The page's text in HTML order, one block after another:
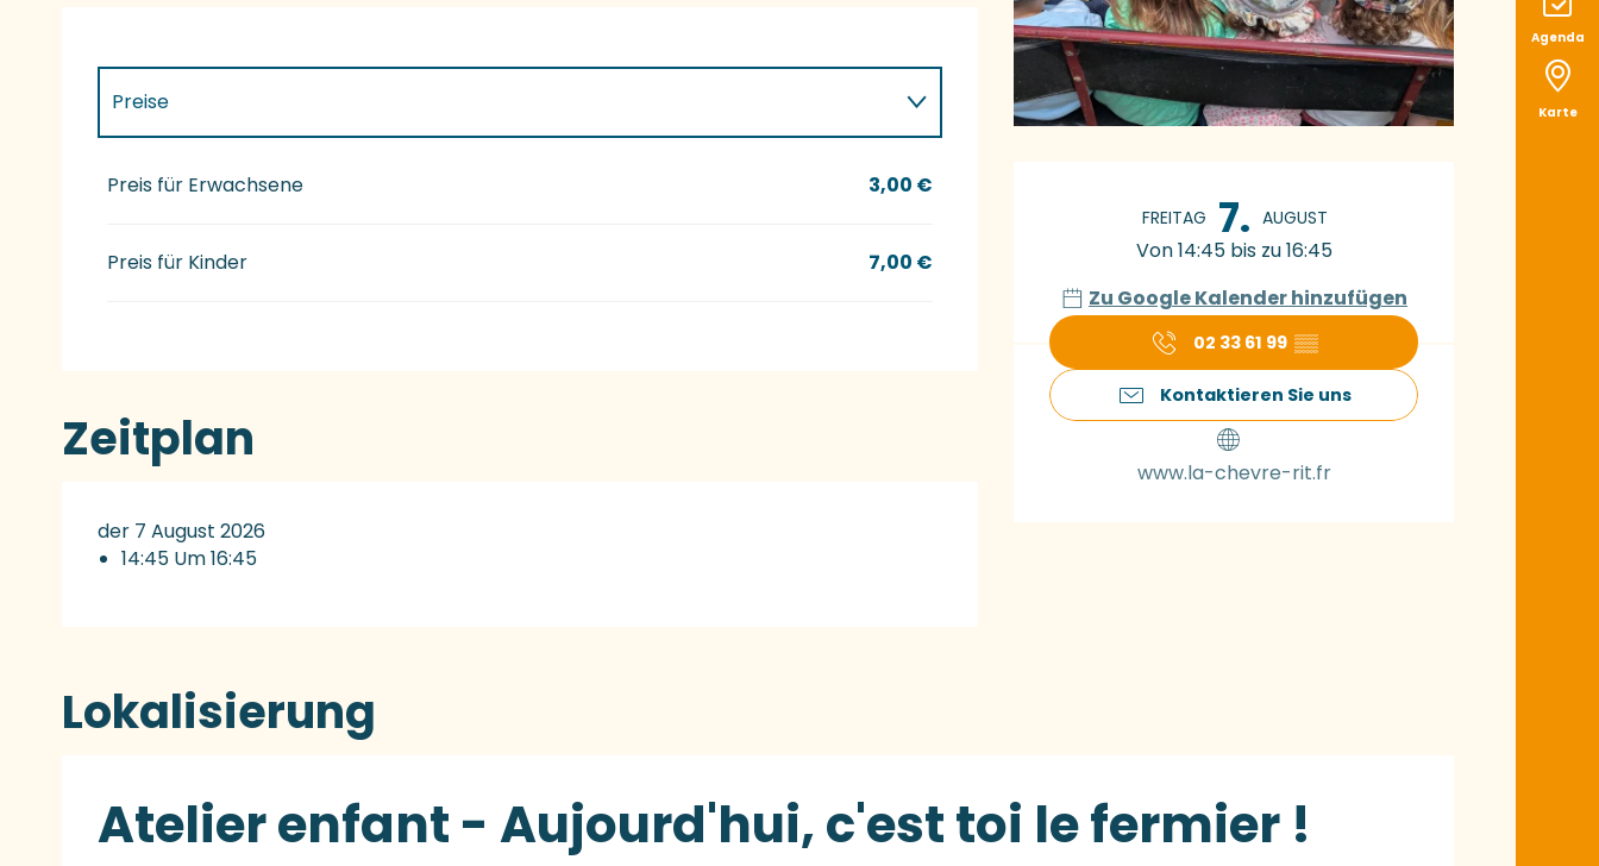
Agenda
Karte
Öffnungszeiten &
FREITAG 7. AUGUST
Von 14:45 bis zu 16:45
Zu Google Kalender hinzufügen
02 33 61 99 ▒▒
Kontaktieren Sie uns
www.la-chevre-rit.fr
Preise
Preise 2027
Preis für Erwachsene 3,00 €
Preis für Kinder 7,00 €
Zeitplan
der 7 August 2026
14:45 Um 16:45
Lokalisierung
Atelier enfant - Aujourd'hui, c'est toi le fermier !